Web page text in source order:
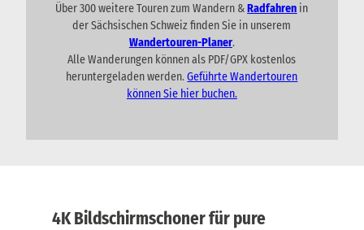
Über 300 weitere Touren zum Wandern &Radfahren in
der Sächsischen Schweiz finden Sie in unserem
Wandertouren-Planer.
Alle Wanderungen können als PDF/GPX kostenlos
heruntergeladen werden.Geführte Wandertouren
können Sie hier buchen.
4K Bildschirmschoner für pure